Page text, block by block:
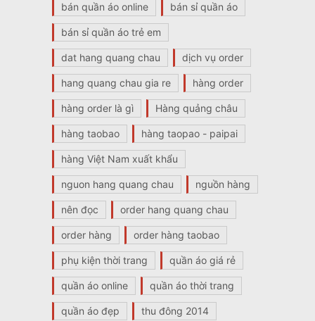
bán quần áo online bán sỉ quần áo
bán sỉ quần áo trẻ em
dat hang quang chau dịch vụ order
hang quang chau gia re hàng order
hàng order là gì Hàng quảng châu
hàng taobao hàng taopao - paipai
hàng Việt Nam xuất khẩu
nguon hang quang chau nguồn hàng
nên đọc order hang quang chau
order hàng order hàng taobao
phụ kiện thời trang quần áo giá rẻ
quần áo online quần áo thời trang
quần áo đẹp thu đông 2014